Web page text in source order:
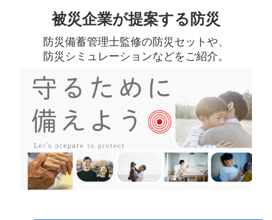
被災企業が提案する防災
防災備蓄管理士監修の防災セットや、
防災シミュレーションなどをご紹介。